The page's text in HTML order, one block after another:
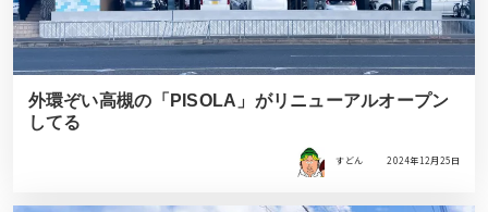
外環ぞい高槻の「PISOLA」がリニューアルオープン
してる
すどん 2024年12月25日